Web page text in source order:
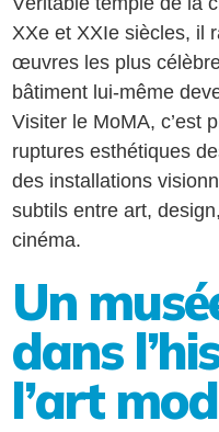
XXe et XXIe siècles, il
œuvres les plus
bâtiment lui-même
Visiter le MoMA, c’est
ruptures esthétiques
des installations
subtils entre art,
cinéma.
Un
dans
l’art